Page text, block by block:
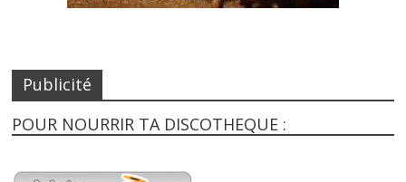
Publicité
POUR NOURRIR TA DISCOTHEQUE :